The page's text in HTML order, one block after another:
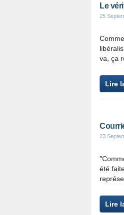
Le
25
va, ça
Lire
23
été
Lire